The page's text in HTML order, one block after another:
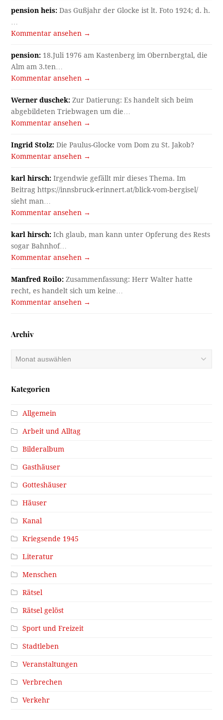
pension heis: Das Gußjahr der Glocke ist lt. Foto 1924; d. h.
…
Kommentar ansehen →
pension: 18.Juli 1976 am Kastenberg im Obernbergtal, die
Alm am 3.ten…
Kommentar ansehen →
Werner duschek: Zur Datierung: Es handelt sich beim
abgebildeten Triebwagen um die…
Kommentar ansehen →
Ingrid Stolz: Die Paulus-Glocke vom Dom zu St. Jakob?
Kommentar ansehen →
karl hirsch: Irgendwie gefällt mir dieses Thema. Im
Beitrag https://innsbruck-erinnert.at/blick-vom-bergisel/
sieht man…
Kommentar ansehen →
karl hirsch: Ich glaub, man kann unter Opferung des Rests
sogar Bahnhof…
Kommentar ansehen →
Manfred Roilo: Zusammenfassung: Herr Walter hatte
recht, es handelt sich um keine…
Kommentar ansehen →
Archiv
Archiv
Kategorien
Allgemein
Arbeit und Alltag
Bilderalbum
Gasthäuser
Gotteshäuser
Häuser
Kanal
Kriegsende 1945
Literatur
Menschen
Rätsel
Rätsel gelöst
Sport und Freizeit
Stadtleben
Veranstaltungen
Verbrechen
Verkehr